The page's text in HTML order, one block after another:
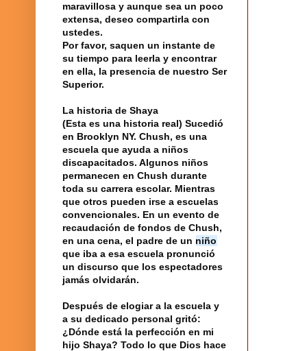
maravillosa y aunque sea un poco
extensa, deseo compartirla con
ustedes.
Por favor, saquen un instante de
su tiempo para leerla y encontrar
en ella, la presencia de nuestro Ser
Superior.
La historia de Shaya
(Esta es una historia real) Sucedió
en Brooklyn NY. Chush, es una
escuela que ayuda a niños
discapacitados. Algunos niños
permanecen en Chush durante
toda su carrera escolar. Mientras
que otros pueden irse a escuelas
convencionales. En un evento de
recaudación de fondos de Chush,
en una cena, el padre de un niño
que iba a esa escuela pronunció
un discurso que los espectadores
jamás olvidarán.
Después de elogiar a la escuela y
a su dedicado personal gritó:
¿Dónde está la perfección en mi
hijo Shaya? Todo lo que Dios hace